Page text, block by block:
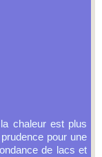
chaleur est plus
pour une
de lacs et